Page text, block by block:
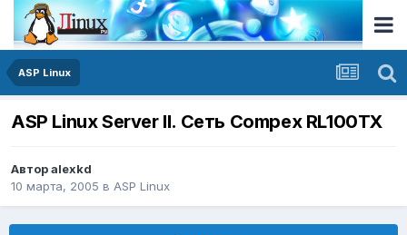
ASP Linux
ASP Linux Server II. Сеть Compex RL100TX
Авторalexkd
10 марта, 2005 в ASP Linux